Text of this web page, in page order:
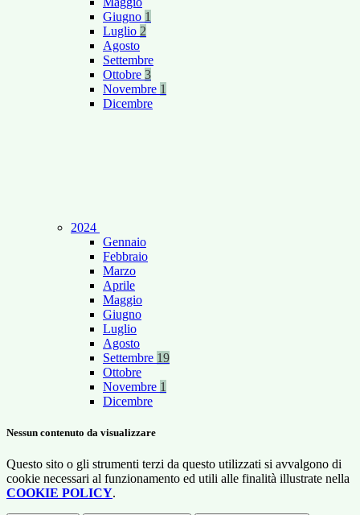
Giugno 1
Luglio 2
Agosto
Settembre
Ottobre 3
Novembre 1
Dicembre
2024
Gennaio
Febbraio
Marzo
Aprile
Maggio
Giugno
Luglio
Agosto
Settembre 19
Ottobre
Novembre 1
Dicembre
Nessun contenuto da visualizzare
Questo sito o gli strumenti terzi da questo utilizzati si avvalgono di
cookie necessari al funzionamento ed utili alle finalità illustrate nella
COOKIE POLICY.